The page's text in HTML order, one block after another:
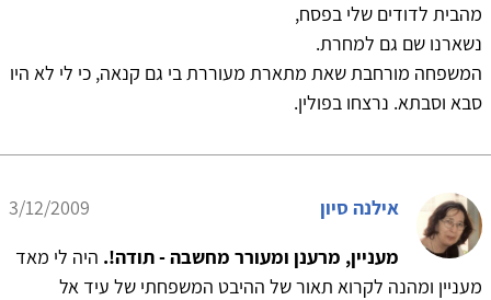
מהבית לדודים שלי בפסח,
נשארנו שם גם למחרת.
המשפחה מורחבת שאת מתארת מעוררת בי גם קנאה, כי לי לא היו
סבא וסבתא. נרצחו בפולין.
אילנה סיון
3/12/2009
מעניין, מרענן ומעורר מחשבה - תודה!. היה לי מאד
מעניין ומהנה לקרוא תאור של ההיבט המשפחתי של עיד אל